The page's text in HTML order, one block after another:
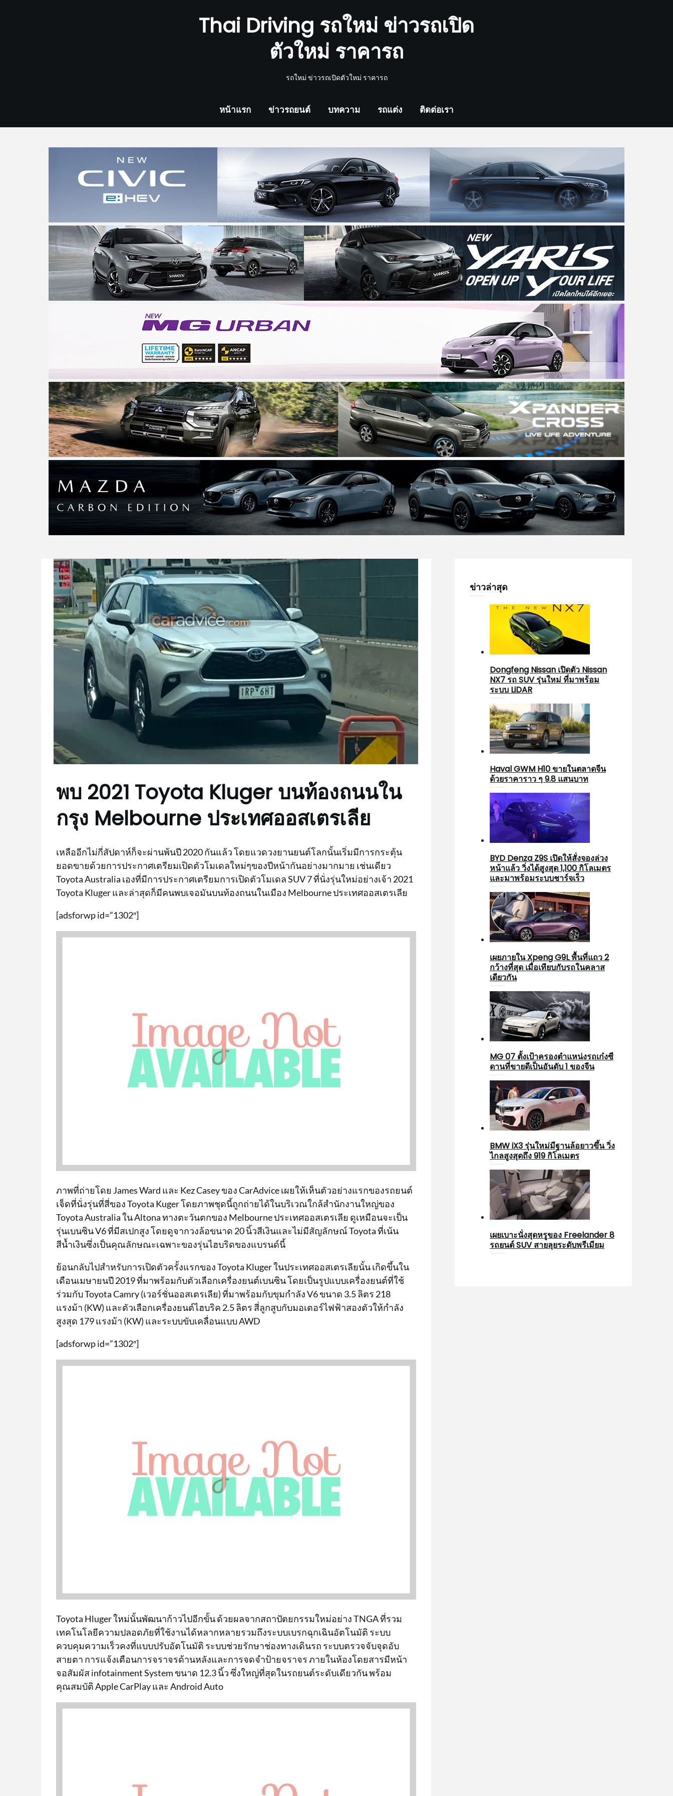
Thai Driving รถใหม่ ข่าวรถเปิด
ตัวใหม่ ราคารถ
รถใหม่ ข่าวรถเปิดตัวใหม่ ราคารถ
หน้าแรก ข่าวรถยนต์ บทความ รถแต่ง ติดต่อเรา
พบ 2021 Toyota Kluger บนท้องถนนใน
กรุง Melbourne ประเทศออสเตรเลีย
เหลืออีกไม่กี่สัปดาห์ก็จะผ่านพ้นปี 2020 กันแล้ว โดยแวดวงยานยนต์โลกนั้นเริ่มมีการกระตุ้น
ยอดขายด้วยการประกาศเตรียมเปิดตัวโมเดลใหม่ๆของปีหน้ากันอย่างมากมาย เช่นเดียว
Toyota Australia เองที่มีการประกาศเตรียมการเปิดตัวโมเดล SUV 7 ที่นั่งรุ่นใหม่อย่างเจ้า 2021
Toyota Kluger และล่าสุดก็มีคนพบเจอมันบนท้องถนนในเมือง Melbourne ประเทศออสเตรเลีย
[adsforwp id=”1302″]
ภาพที่ถ่ายโดย James Ward และ Kez Casey ของ CarAdvice เผยให้เห็นตัวอย่างแรกของรถยนต์
เจ็ดที่นั่งรุ่นที่สี่ของ Toyota Kuger โดยภาพชุดนี้ถูกถ่ายได้ในบริเวณใกล้สำนักงานใหญ่ของ
Toyota Australia ใน Altona ทางตะวันตกของ Melbourne ประเทศออสเตรเลีย ดูเหมือนจะเป็น
รุ่นเบนซิน V6 ที่มีสเปกสูง โดยดูจากวงล้อขนาด 20 นิ้วสีเงินและไม่มีสัญลักษณ์ Toyota ที่เน้น
สีน้ำเงินซึ่งเป็นคุณลักษณะเฉพาะของรุ่นไฮบริดของแบรนด์นี้
ย้อนกลับไปสำหรับการเปิดตัวครั้งแรกของ Toyota Kluger ในประเทศออสเตรเลียนั้น เกิดขึ้นใน
เดือนเมษายนปี 2019 ที่มาพร้อมกับตัวเลือกเครื่องยนต์เบนซิน โดยเป็นรูปแบบเครื่องยนต์ที่ใช้
ร่วมกับ Toyota Camry (เวอร์ชั่นออสเตรเลีย) ที่มาพร้อมกับขุมกำลัง V6 ขนาด 3.5 ลิตร 218
แรงม้า (KW) และตัวเลือกเครื่องยนต์ไฮบริค 2.5 ลิตร สี่ลูกสูบกับมอเตอร์ไฟฟ้าสองตัวให้กำลัง
สูงสุด 179 แรงม้า (KW) และระบบขับเคลื่อนแบบ AWD
[adsforwp id=”1302″]
Toyota Hluger ใหม่นั้นพัฒนาก้าวไปอีกขั้น ด้วยผลจากสถาปัตยกรรมใหม่อย่าง TNGA ที่รวม
เทคโนโลยีความปลอดภัยที่ใช้งานได้หลากหลายรวมถึงระบบเบรกฉุกเฉินอัตโนมัติ ระบบ
ควบคุมความเร็วคงที่แบบปรับอัตโนมัติ ระบบช่วยรักษาช่องทางเดินรถ ระบบตรวจจับจุดอับ
สายตา การแจ้งเตือนการจราจรด้านหลังและการจดจำป้ายจราจร ภายในห้องโดยสารมีหน้า
จอสัมผัส infotainment System ขนาด 12.3 นิ้ว ซึ่งใหญ่ที่สุดในรถยนต์ระดับเดียวกัน พร้อม
คุณสมบัติ Apple CarPlay และ Android Auto
ข่าวล่าสุด
Dongfeng Nissan เปิดตัว Nissan
NX7 รถ SUV รุ่นใหม่ ที่มาพร้อม
ระบบ LiDAR
Haval GWM H10 ขายในตลาดจีน
ด้วยราคาราว ๆ 9.8 แสนบาท
BYD Denza Z9S เปิดให้สั่งจองล่วง
หน้าแล้ว วิ่งได้สูงสุด 1,100 กิโลเมตร
และมาพร้อมระบบชาร์จเร็ว
เผยภายใน Xpeng G9L พื้นที่แถว 2
กว้างที่สุด เมื่อเทียบกับรถในคลาส
เดียวกัน
MG 07 ตั้งเป้าครองตำแหน่งรถเก๋งซี
ดานที่ขายดีเป็นอันดับ 1 ของจีน
BMW iX3 รุ่นใหม่มีฐานล้อยาวขึ้น วิ่ง
ไกลสูงสุดถึง 919 กิโลเมตร
เผยเบาะนั่งสุดหรูของ Freelander 8
รถยนต์ SUV สายลุยระดับพรีเมียม